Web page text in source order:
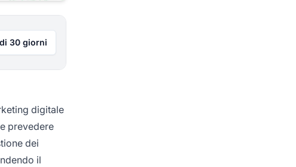
30 giorni
digitale
prevedere
dei
il